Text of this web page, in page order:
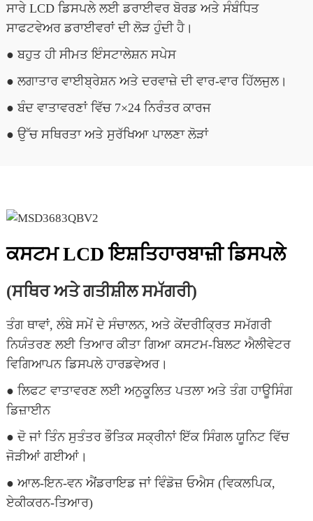
ਸਾਰੇ LCD ਡਿਸਪਲੇ ਲਈ ਡਰਾਈਵਰ ਬੋਰਡ ਅਤੇ ਸੰਬੰਧਿਤ
ਸਾਫਟਵੇਅਰ ਡਰਾਈਵਰਾਂ ਦੀ ਲੋੜ ਹੁੰਦੀ ਹੈ।
● ਬਹੁਤ ਹੀ ਸੀਮਤ ਇੰਸਟਾਲੇਸ਼ਨ ਸਪੇਸ
● ਲਗਾਤਾਰ ਵਾਈਬ੍ਰੇਸ਼ਨ ਅਤੇ ਦਰਵਾਜ਼ੇ ਦੀ ਵਾਰ-ਵਾਰ ਹਿੱਲਜੁਲ।
● ਬੰਦ ਵਾਤਾਵਰਣਾਂ ਵਿੱਚ 7×24 ਨਿਰੰਤਰ ਕਾਰਜ
● ਉੱਚ ਸਥਿਰਤਾ ਅਤੇ ਸੁਰੱਖਿਆ ਪਾਲਣਾ ਲੋੜਾਂ
ਕਸਟਮ LCD ਇਸ਼ਤਿਹਾਰਬਾਜ਼ੀ ਡਿਸਪਲੇ
(ਸਥਿਰ ਅਤੇ ਗਤੀਸ਼ੀਲ ਸਮੱਗਰੀ)
ਤੰਗ ਥਾਵਾਂ, ਲੰਬੇ ਸਮੇਂ ਦੇ ਸੰਚਾਲਨ, ਅਤੇ ਕੇਂਦਰੀਕ੍ਰਿਤ ਸਮੱਗਰੀ
ਨਿਯੰਤਰਣ ਲਈ ਤਿਆਰ ਕੀਤਾ ਗਿਆ ਕਸਟਮ-ਬਿਲਟ ਐਲੀਵੇਟਰ
ਵਿਗਿਆਪਨ ਡਿਸਪਲੇ ਹਾਰਡਵੇਅਰ।
● ਲਿਫਟ ਵਾਤਾਵਰਣ ਲਈ ਅਨੁਕੂਲਿਤ ਪਤਲਾ ਅਤੇ ਤੰਗ ਹਾਊਸਿੰਗ
ਡਿਜ਼ਾਈਨ
● ਦੋ ਜਾਂ ਤਿੰਨ ਸੁਤੰਤਰ ਭੌਤਿਕ ਸਕ੍ਰੀਨਾਂ ਇੱਕ ਸਿੰਗਲ ਯੂਨਿਟ ਵਿੱਚ
ਜੋੜੀਆਂ ਗਈਆਂ।
● ਆਲ-ਇਨ-ਵਨ ਐਂਡਰਾਇਡ ਜਾਂ ਵਿੰਡੋਜ਼ ਓਐਸ (ਵਿਕਲਪਿਕ,
ਏਕੀਕਰਨ-ਤਿਆਰ)